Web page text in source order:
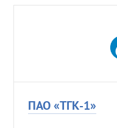
ПАО «ТГК-1»